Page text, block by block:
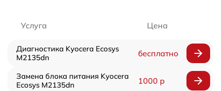
Услуга Цена
Диагностика Kyocera Ecosys
M2135dn
бесплатно
Замена блока питания Kyocera
Ecosys M2135dn
1000 р